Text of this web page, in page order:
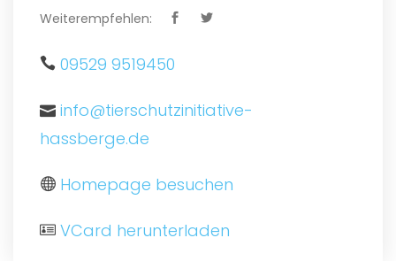
Weiterempfehlen:
09529 9519450
info@tierschutzinitiative-
hassberge.de
Homepage besuchen
VCard herunterladen